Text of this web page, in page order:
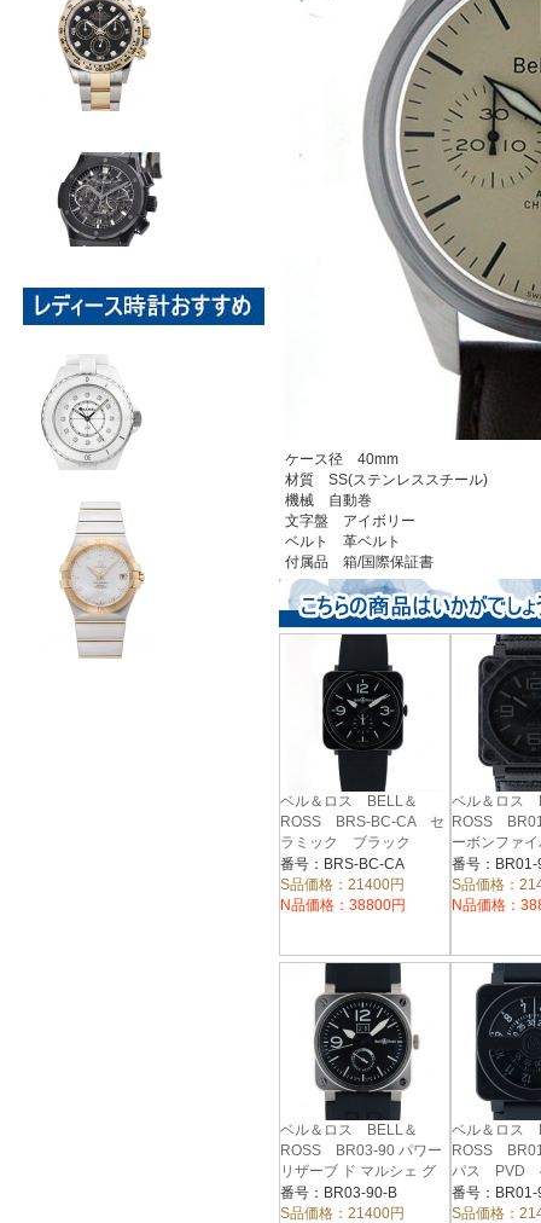
ケース径 40mm
材質 SS(ステンレススチール)
機械 自動巻
文字盤 アイボリー
ベルト 革ベルト
付属品 箱/国際保証書
ベル＆ロス BELL＆
ROSS BRS-BC-CA セ
ラミック ブラック
39mm クォーツ
番号：BRS-BC-CA
S品価格：21400円
N品価格：38800円
ベル＆ロス
ROSS
ーボンファ
トム 46mm
番号：BR01-
S品価格：
N品価格：
ベル＆ロス BELL＆
ROSS BR03-90 パワー
リザーブ ド マルシェ グ
ランドデイト 42mm
番号：BR03-90-B
S品価格：21400円
ベル＆ロス
ROSS
パス PVD
番号：BR01-
S品価格：